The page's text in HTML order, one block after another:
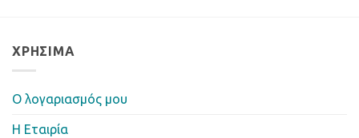
ΧΡΉΣΙΜΑ
Ο λογαριασμός μου
Η Eταιρία